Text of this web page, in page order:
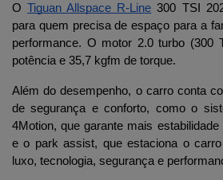
O Tiguan Allspace R-Line 300 TSI
para quem precisa de espaço para a
performance. O motor 2.0 turbo (300
potência e 35,7 kgfm de torque.
Além do desempenho, o carro conta
de segurança e conforto, como o
4Motion, que garante mais
e o park assist, que estaciona o
luxo, tecnologia, segurança e